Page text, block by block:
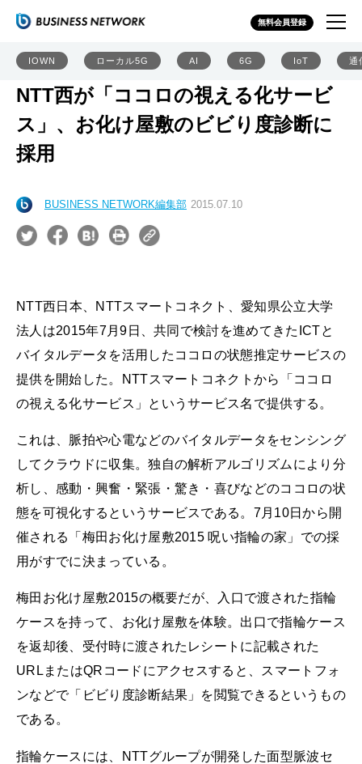
無料会員登録
IOWN ローカル5G AI 6G IoT 通
NTT西が「ココロの視える化サービ
ス」、お化け屋敷のビビり度診断に
採用
BUSINESS NETWORK編集部 2015.07.10
NTT西日本、NTTスマートコネクト、愛知県公立大学
法人は2015年7月9日、共同で検討を進めてきたICTと
バイタルデータを活用したココロの状態推定サービスの
提供を開始した。NTTスマートコネクトから「ココロ
の視える化サービス」というサービス名で提供する。
これは、脈拍や心電などのバイタルデータをセンシング
してクラウドに収集。独自の解析アルゴリズムにより分
析し、感動・興奮・緊張・驚き・喜びなどのココロの状
態を可視化するというサービスである。7月10日から開
催される「梅田お化け屋敷2015 呪い指輪の家」での採
用がすでに決まっている。
梅田お化け屋敷2015の概要だが、入口で渡された指輪
ケースを持って、お化け屋敷を体験。出口で指輪ケース
を返却後、受付時に渡されたレシートに記載された
URLまたはQRコードにアクセスすると、スマートフォ
ンなどで「ビビり度診断結果」を閲覧できるというもの
である。
指輪ケースには、NTTグループが開発した面型脈波セ